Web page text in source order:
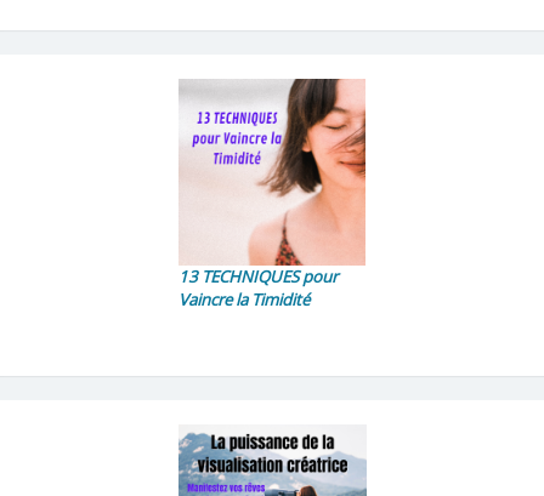
13 TECHNIQUES pour
Vaincre la Timidité